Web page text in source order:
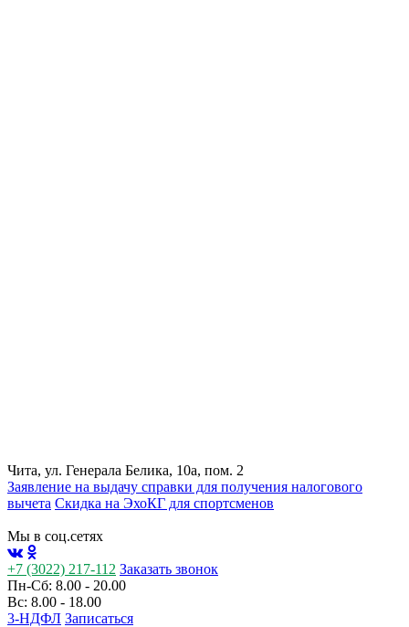
Чита, ул. Генерала Белика, 10а, пом. 2
Заявление на выдачу справки для получения налогового
вычета Cкидка на ЭхоКГ для спортсменов
Мы в соц.сетях
+7 (3022) 217-112 Заказать звонок
Пн-Сб: 8.00 - 20.00
Вс: 8.00 - 18.00
3-НДФЛ Записаться